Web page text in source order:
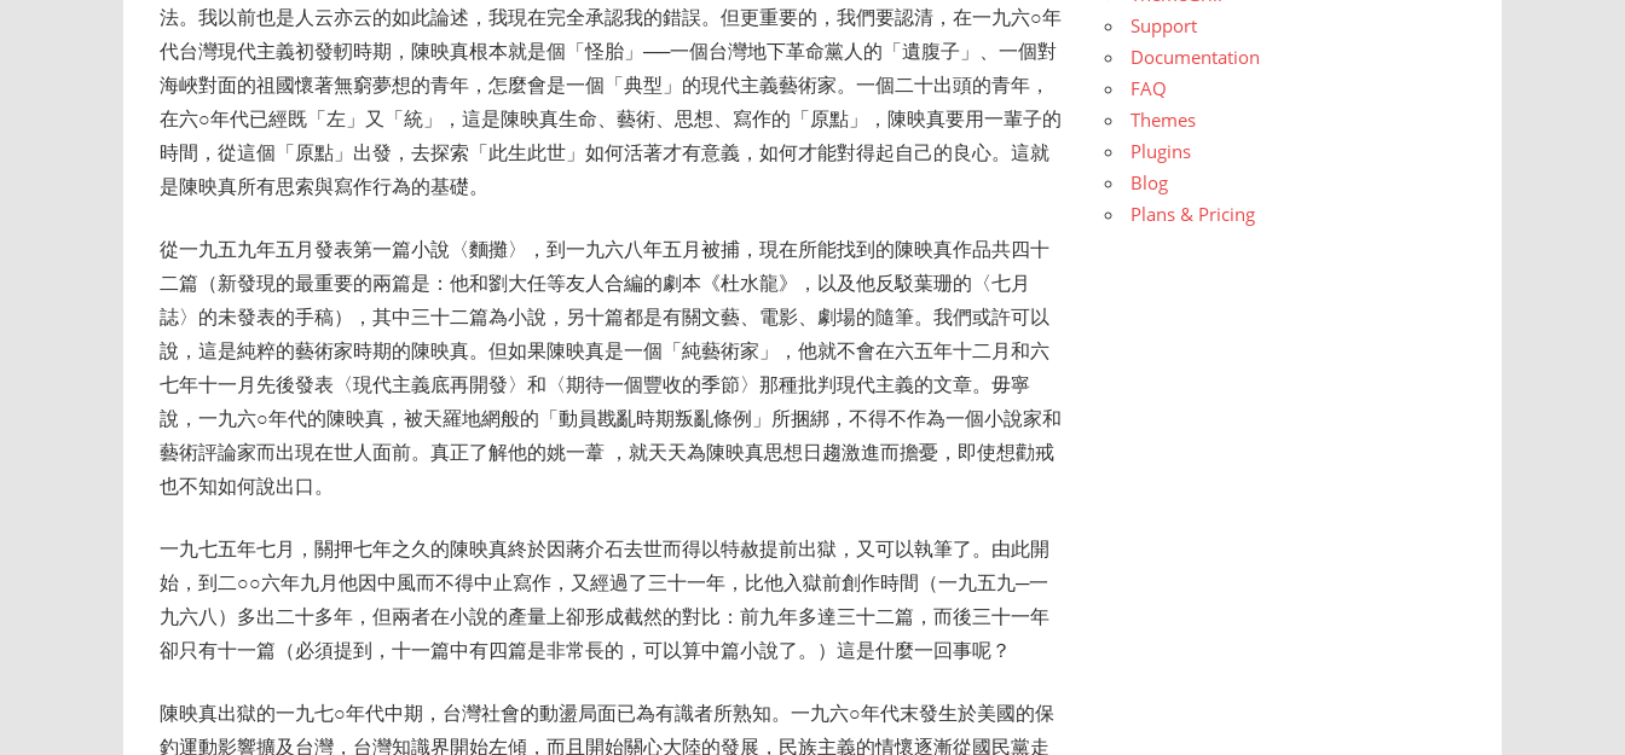
法。我以前也是人云亦云的如此論述，我現在完全承認我的錯誤。但更重要的，我們要認清，在一九六○年
代台灣現代主義初發軔時期，陳映真根本就是個「怪胎」──一個台灣地下革命黨人的「遺腹子」、一個對
海峽對面的祖國懷著無窮夢想的青年，怎麼會是一個「典型」的現代主義藝術家。一個二十出頭的青年，
在六○年代已經既「左」又「統」，這是陳映真生命、藝術、思想、寫作的「原點」，陳映真要用一輩子的
時間，從這個「原點」出發，去探索「此生此世」如何活著才有意義，如何才能對得起自己的良心。這就
是陳映真所有思索與寫作行為的基礎。
從一九五九年五月發表第一篇小說〈麵攤〉，到一九六八年五月被捕，現在所能找到的陳映真作品共四十
二篇（新發現的最重要的兩篇是：他和劉大任等友人合編的劇本《杜水龍》，以及他反駁葉珊的〈七月
誌〉的未發表的手稿），其中三十二篇為小說，另十篇都是有關文藝、電影、劇場的隨筆。我們或許可以
說，這是純粹的藝術家時期的陳映真。但如果陳映真是一個「純藝術家」，他就不會在六五年十二月和六
七年十一月先後發表〈現代主義底再開發〉和〈期待一個豐收的季節〉那種批判現代主義的文章。毋寧
說，一九六○年代的陳映真，被天羅地網般的「動員戡亂時期叛亂條例」所捆綁，不得不作為一個小說家和
藝術評論家而出現在世人面前。真正了解他的姚一葦 ，就天天為陳映真思想日趨激進而擔憂，即使想勸戒
也不知如何說出口。
一九七五年七月，關押七年之久的陳映真終於因蔣介石去世而得以特赦提前出獄，又可以執筆了。由此開
始，到二○○六年九月他因中風而不得中止寫作，又經過了三十一年，比他入獄前創作時間（一九五九─一
九六八）多出二十多年，但兩者在小說的產量上卻形成截然的對比：前九年多達三十二篇，而後三十一年
卻只有十一篇（必須提到，十一篇中有四篇是非常長的，可以算中篇小說了。）這是什麼一回事呢？
陳映真出獄的一九七○年代中期，台灣社會的動盪局面已為有識者所熟知。一九六○年代末發生於美國的保
釣運動影響擴及台灣，台灣知識界開始左傾，而且開始關心大陸的發展，民族主義的情懷逐漸從國民黨走
Support
Documentation
FAQ
Themes
Plugins
Blog
Plans & Pricing